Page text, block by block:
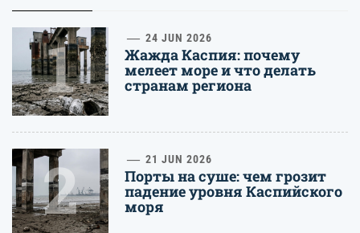
1 24 JUN 2026
Жажда Каспия: почему
мелеет море и что делать
странам региона
2 21 JUN 2026
Порты на суше: чем грозит
падение уровня Каспийского
моря